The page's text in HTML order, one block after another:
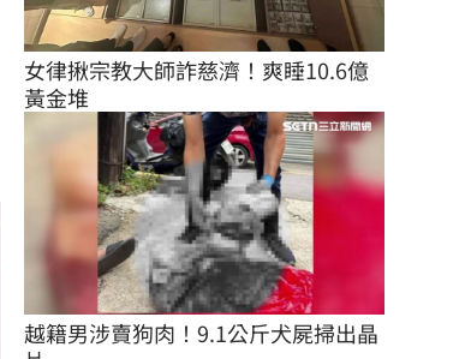
女律揪宗教大師詐慈濟！爽睡10.6億
黃金堆
越籍男涉賣狗肉！9.1公斤犬屍掃出晶